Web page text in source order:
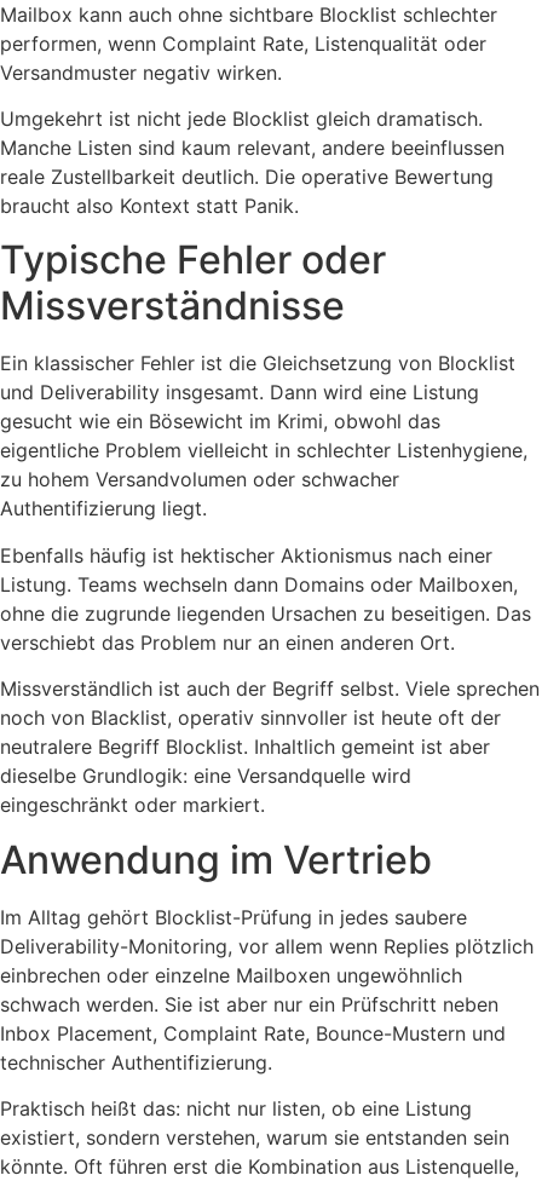
Mailbox kann auch ohne sichtbare Blocklist schlechter
performen, wenn Complaint Rate, Listenqualität oder
Versandmuster negativ wirken.
Umgekehrt ist nicht jede Blocklist gleich dramatisch.
Manche Listen sind kaum relevant, andere beeinflussen
reale Zustellbarkeit deutlich. Die operative Bewertung
braucht also Kontext statt Panik.
Typische Fehler oder
Missverständnisse
Ein klassischer Fehler ist die Gleichsetzung von Blocklist
und Deliverability insgesamt. Dann wird eine Listung
gesucht wie ein Bösewicht im Krimi, obwohl das
eigentliche Problem vielleicht in schlechter Listenhygiene,
zu hohem Versandvolumen oder schwacher
Authentifizierung liegt.
Ebenfalls häufig ist hektischer Aktionismus nach einer
Listung. Teams wechseln dann Domains oder Mailboxen,
ohne die zugrunde liegenden Ursachen zu beseitigen. Das
verschiebt das Problem nur an einen anderen Ort.
Missverständlich ist auch der Begriff selbst. Viele sprechen
noch von Blacklist, operativ sinnvoller ist heute oft der
neutralere Begriff Blocklist. Inhaltlich gemeint ist aber
dieselbe Grundlogik: eine Versandquelle wird
eingeschränkt oder markiert.
Anwendung im Vertrieb
Im Alltag gehört Blocklist-Prüfung in jedes saubere
Deliverability-Monitoring, vor allem wenn Replies plötzlich
einbrechen oder einzelne Mailboxen ungewöhnlich
schwach werden. Sie ist aber nur ein Prüfschritt neben
Inbox Placement, Complaint Rate, Bounce-Mustern und
technischer Authentifizierung.
Praktisch heißt das: nicht nur listen, ob eine Listung
existiert, sondern verstehen, warum sie entstanden sein
könnte. Oft führen erst die Kombination aus Listenquelle,